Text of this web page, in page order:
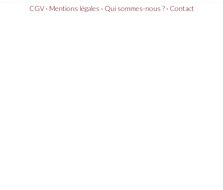
CGV‧ Mentions légales ‧ Qui sommes-nous ?‧ Contact